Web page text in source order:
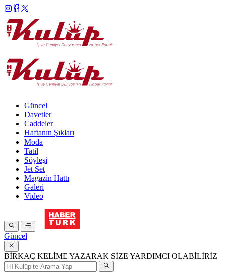
Güncel
Davetler
Caddeler
Haftanın Şıkları
Moda
Tatil
Söyleşi
Jet Set
Magazin Hattı
Galeri
Video
Güncel
BİRKAÇ KELİME YAZARAK SİZE YARDIMCI OLABİLİRİZ